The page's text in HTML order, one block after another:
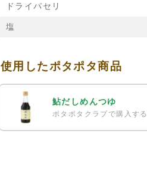
ドライパセリ
塩
使用したポタポタ商品
鮎だしめんつゆ
ポタポタクラブで購入する